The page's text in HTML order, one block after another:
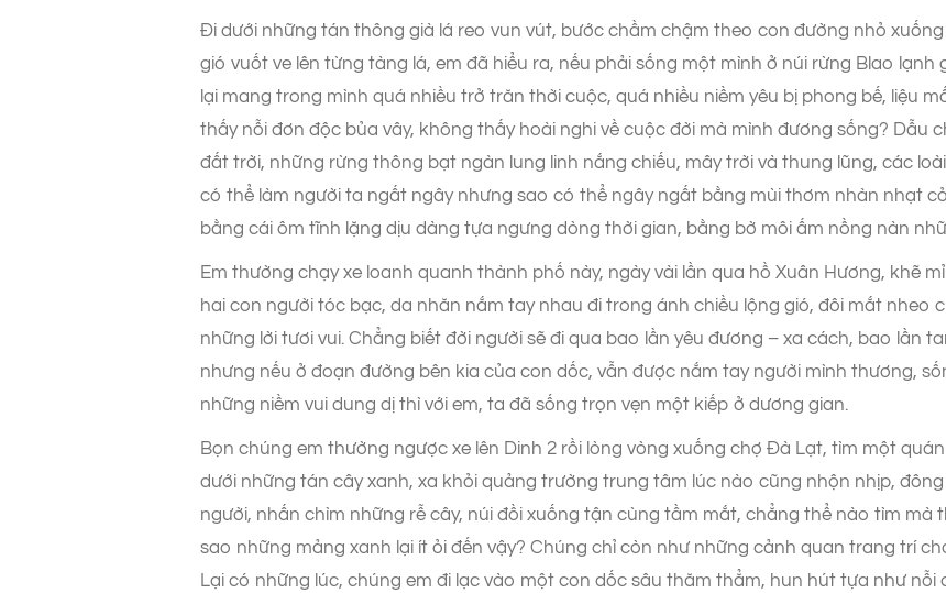
Đi dưới những tán thông già lá reo vun vút, bước chầm chậm theo con đường nhỏ
gió vuốt ve lên từng tàng lá, em đã hiểu ra, nếu phải sống một mình ở núi rừng Blao lạnh
lại mang trong mình quá nhiều trở trăn thời cuộc, quá nhiều niềm yêu bị phong bế, liệu
thấy nỗi đơn độc bủa vây, không thấy hoài nghi về cuộc đời mà mình đương sống? Dẫu
đất trời, những rừng thông bạt ngàn lung linh nắng chiếu, mây trời và thung lũng, các
có thể làm người ta ngất ngây nhưng sao có thể ngây ngất bằng mùi thơm nhàn nhạt
bằng cái ôm tĩnh lặng dịu dàng tựa ngưng dòng thời gian, bằng bờ môi ấm nồng nàn
Em thường chạy xe loanh quanh thành phố này, ngày vài lần qua hồ Xuân Hương, khẽ
hai con người tóc bạc, da nhăn nắm tay nhau đi trong ánh chiều lộng gió, đôi mắt nheo
những lời tươi vui. Chẳng biết đời người sẽ đi qua bao lần yêu đương – xa cách, bao lần
nhưng nếu ở đoạn đường bên kia của con dốc, vẫn được nắm tay người mình thương,
những niềm vui dung dị thì với em, ta đã sống trọn vẹn một kiếp ở dương gian.
Bọn chúng em thường ngược xe lên Dinh 2 rồi lòng vòng xuống chợ Đà Lạt, tìm một
dưới những tán cây xanh, xa khỏi quảng trường trung tâm lúc nào cũng nhộn nhịp,
người, nhấn chìm những rễ cây, núi đồi xuống tận cùng tầm mắt, chẳng thể nào tìm mà
sao những mảng xanh lại ít ỏi đến vậy? Chúng chỉ còn như những cảnh quan trang trí
Lại có những lúc, chúng em đi lạc vào một con dốc sâu thăm thẳm, hun hút tựa như nỗi